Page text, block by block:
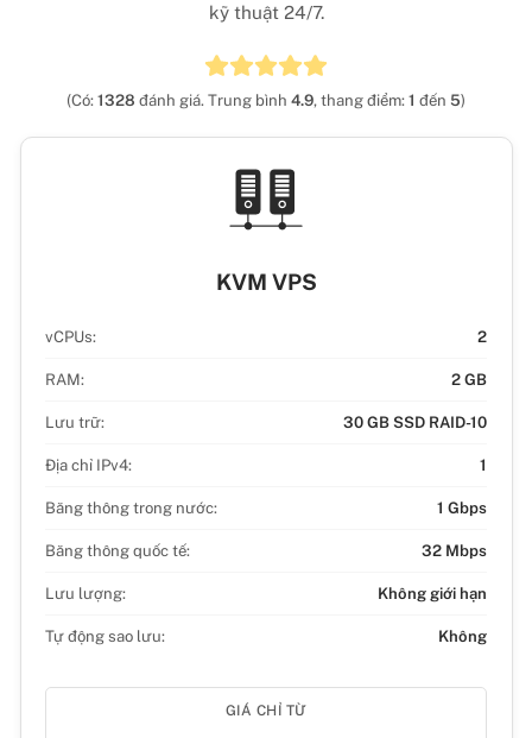
kỹ thuật 24/7.
(Có: 1328 đánh giá. Trung bình 4.9, thang điểm: 1 đến 5)
KVM VPS
vCPUs: 2
RAM: 2 GB
Lưu trữ: 30 GB SSD RAID-10
Địa chỉ IPv4: 1
Băng thông trong nước: 1 Gbps
Băng thông quốc tế: 32 Mbps
Lưu lượng: Không giới hạn
Tự động sao lưu: Không
GIÁ CHỈ TỪ